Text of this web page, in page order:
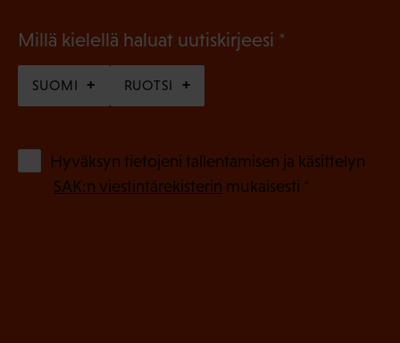
Millä kielellä haluat uutiskirjeesi
o
l
SUOMI RUOTSI
Hyväksyn tietojeni tallentamisen ja käsittelyn
SAK:n viestintärekisterin mukaisesti *